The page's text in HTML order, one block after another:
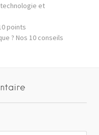
et
points
? Nos 10 conseils